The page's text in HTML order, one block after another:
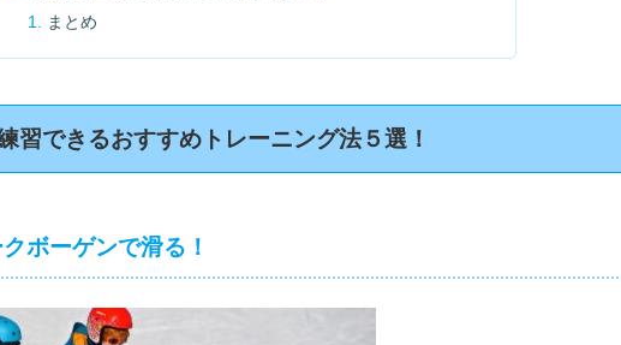
まとめ
習できるおすすめトレーニング法５選！
ボーゲンで滑る！